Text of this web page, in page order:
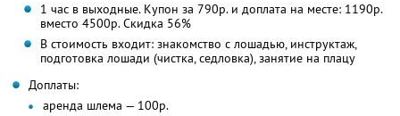
1 час в выходные. Купон за 790р. и доплата на месте: 1190р.
вместо 4500р. Скидка 56%
В стоимость входит: знакомство с лошадью, инструктаж,
подготовка лошади (чистка, седловка), занятие на плацу
Доплаты:
аренда шлема — 100р.